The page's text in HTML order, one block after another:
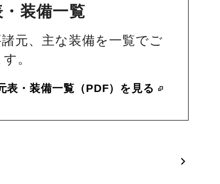
装備一覧
元、主な装備を一覧でご
。
表・装備一覧（PDF）を見る